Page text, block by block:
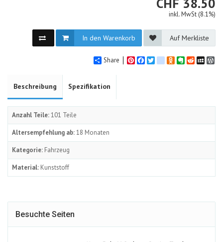
inkl. MwSt (8.1%)
In den Warenkorb Auf Merkliste
Share PinterestFacebook
Twittergoogle_bookmarks
Odnoklassniki
Evernote
Reddit
Beschreibung Spezifikation
Anzahl Teile:101 Teile
Altersempfehlung ab:18 Monaten
Kategorie: Fahrzeug
Material: Kunststoff
Besuchte Seiten